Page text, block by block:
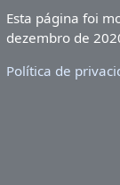
Esta página foi
dezembro de
Política de